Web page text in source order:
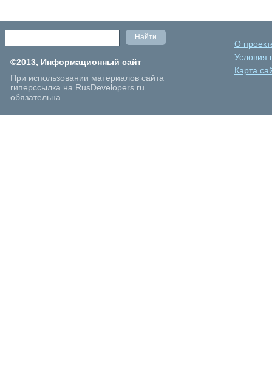
©2013, Информационный сайт
При использовании материалов сайта
гиперссылка на RusDevelopers.ru
обязательна.
О
Условия
Карта